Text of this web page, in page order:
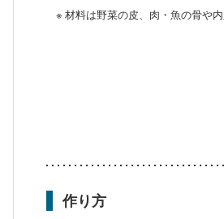
※ 材料は野菜の皮、肉・魚の骨や
作り方